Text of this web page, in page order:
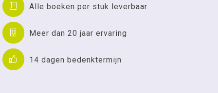
Alle boeken per stuk leverbaar
Meer dan 20 jaar ervaring
14 dagen bedenktermijn